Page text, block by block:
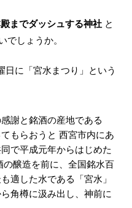
までダッシュする神社 と
しょうか。
に「宮水まつり」という
謝と銘酒の産地である
もらおうと 西宮市内にあ
で平成元年からはじめた
醸造を前に、全国銘水百
適した水である「宮水」
角樽に汲み出し、神前に